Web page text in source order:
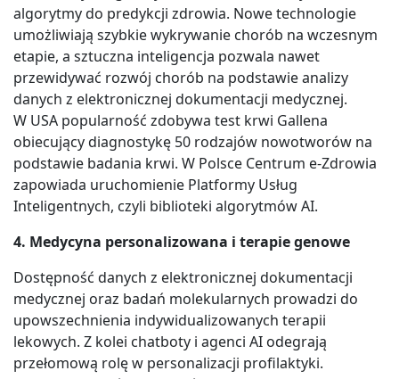
algorytmy do predykcji zdrowia. Nowe technologie
umożliwiają szybkie wykrywanie chorób na wczesnym
etapie, a sztuczna inteligencja pozwala nawet
przewidywać rozwój chorób na podstawie analizy
danych z elektronicznej dokumentacji medycznej.
W USA popularność zdobywa test krwi Gallena
obiecujący diagnostykę 50 rodzajów nowotworów na
podstawie badania krwi. W Polsce Centrum e-Zdrowia
zapowiada uruchomienie Platformy Usług
Inteligentnych, czyli biblioteki algorytmów AI.
4. Medycyna personalizowana i terapie genowe
Dostępność danych z elektronicznej dokumentacji
medycznej oraz badań molekularnych prowadzi do
upowszechnienia indywidualizowanych terapii
lekowych. Z kolei chatboty i agenci AI odegrają
przełomową rolę w personalizacji profilaktyki.